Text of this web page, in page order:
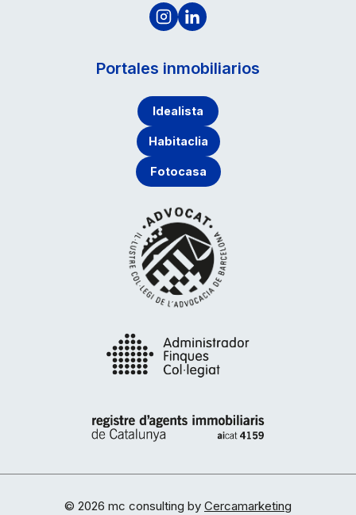
Portales inmobiliarios
Idealista
Habitaclia
Fotocasa
© 2026 mc consulting by Cercamarketing